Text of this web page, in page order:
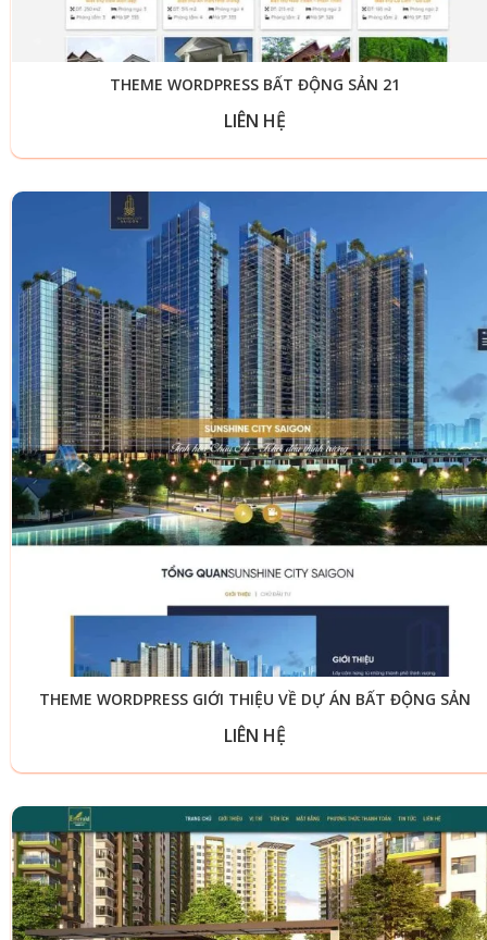
THEME WORDPRESS BẤT ĐỘNG SẢN 21
LIÊN HỆ
THEME WORDPRESS GIỚI THIỆU VỀ DỰ ÁN BẤT ĐỘNG SẢN
LIÊN HỆ